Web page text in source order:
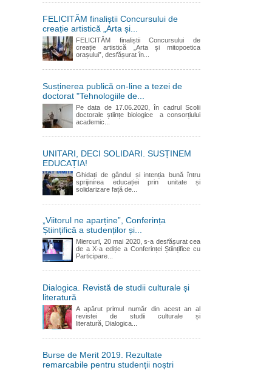
FELICITĂM finaliștii Concursului de
creație artistică „Arta și...
FELICITĂM finaliștii Concursului de
creație artistică „Arta și mitopoetica
orașului”, desfășurat în...
Susținerea publică on-line a tezei de
doctorat "Tehnologiile de...
Pe data de 17.06.2020, în cadrul Scolii
doctorale științe biologice a consorțiului
academic...
UNITARI, DECI SOLIDARI. SUSȚINEM
EDUCAȚIA!
Ghidați de gândul și intenția bună întru
sprijinirea educației prin unitate și
solidarizare față de...
„Viitorul ne aparține”, Conferința
Științifică a studenților și...
Miercuri, 20 mai 2020, s-a desfășurat cea
de a X-a ediție a Conferinței Științifice cu
Participare...
Dialogica. Revistă de studii culturale și
literatură
A apărut primul număr din acest an al
revistei de studii culturale și
literatură, Dialogica...
Burse de Merit 2019. Rezultate
remarcabile pentru studenții noștri